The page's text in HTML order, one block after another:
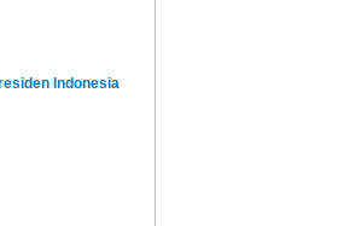
Indonesia